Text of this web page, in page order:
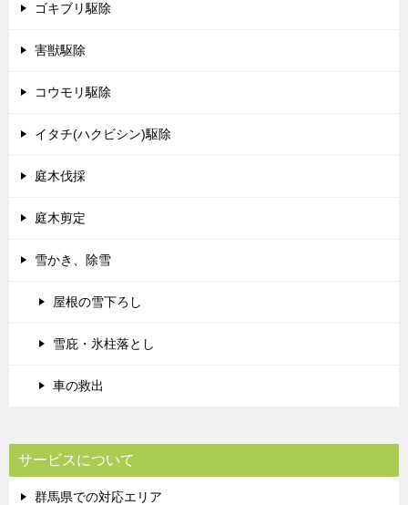
ゴキブリ駆除
害獣駆除
コウモリ駆除
イタチ(ハクビシン)駆除
庭木伐採
庭木剪定
雪かき、除雪
屋根の雪下ろし
雪庇・氷柱落とし
車の救出
サービスについて
群馬県での対応エリア